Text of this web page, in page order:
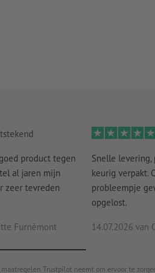
product tegen
al jaren mijn
zeer tevreden
Furnèmont
Snelle levering,
keurig verpakt.
probleempje
opgelost.
14.07.2026 van
Trustpilot neemt om ervoor te